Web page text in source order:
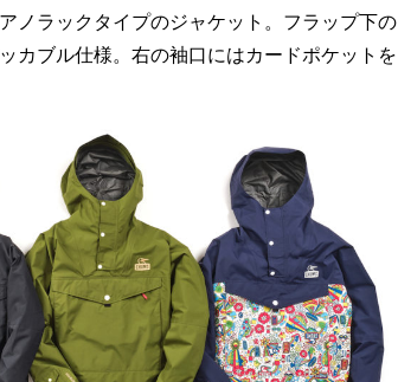
ノラックタイプのジャケット。フラップ下の
カブル仕様。右の袖口にはカードポケットを